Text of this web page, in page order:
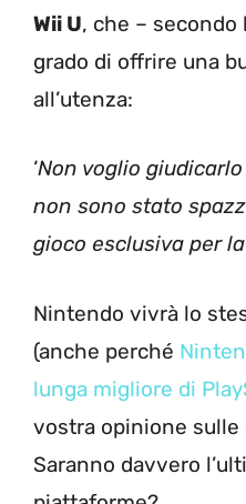
Wii U, che – secondo
grado di offrire una
all’utenza:
‘Non voglio
non sono stato
gioco esclusiva per
Nintendo vivrà lo
(anche perché
lunga migliore di
vostra opinione
Saranno davvero